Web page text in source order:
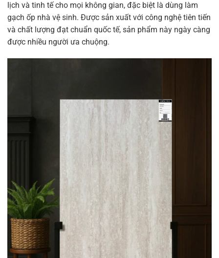
lịch và tinh tế cho mọi không gian, đặc biệt là dùng làm
gạch ốp nhà vệ sinh. Được sản xuất với công nghệ tiên tiến
và chất lượng đạt chuẩn quốc tế, sản phẩm này ngày càng
được nhiều người ưa chuộng.